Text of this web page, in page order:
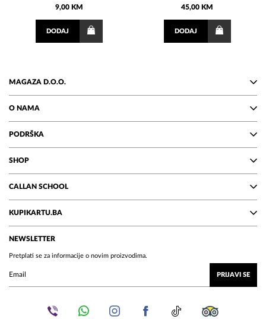
9,00 KM
DODAJ
45,00 KM
DODAJ
MAGAZA D.O.O.
O NAMA
PODRŠKA
SHOP
CALLAN SCHOOL
KUPIKARTU.BA
NEWSLETTER
Pretplati se za informacije o novim proizvodima.
PRIJAVI SE